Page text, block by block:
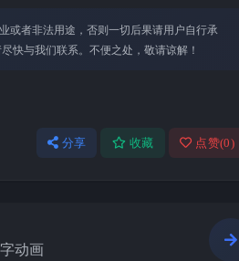
或者⾮法⽤途，否则⼀切后果请⽤户⾃⾏承
快与我们联系。不便之处，敬请谅解！
分享 收藏 点赞(0)
动画